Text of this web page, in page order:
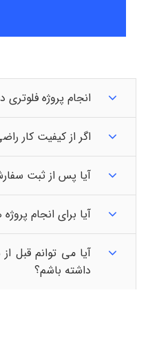
انجام پروژه
اگر از کیفیت کار
آیا پس از ثبت
آیا برای انجام
آیا می توانم قبل
داشته باشم؟